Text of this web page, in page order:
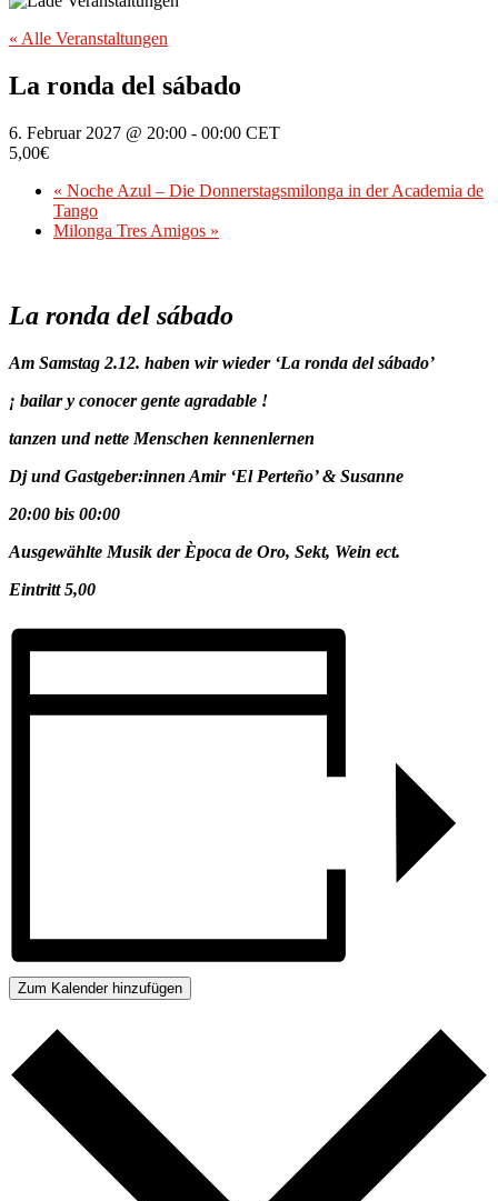
« Alle Veranstaltungen
La ronda del sábado
6. Februar 2027 @ 20:00 - 00:00 CET
5,00€
« Noche Azul – Die Donnerstagsmilonga in der Academia de
Tango
Milonga Tres Amigos »
La ronda del sábado
Am Samstag 2.12. haben wir wieder ‘La ronda del sábado’
¡ bailar y conocer gente agradable !
tanzen und nette Menschen kennenlernen
Dj und Gastgeber:innen Amir ‘El Perteño’ & Susanne
20:00 bis 00:00
Ausgewählte Musik der Època de Oro, Sekt, Wein ect.
Eintritt 5,00
Zum Kalender hinzufügen